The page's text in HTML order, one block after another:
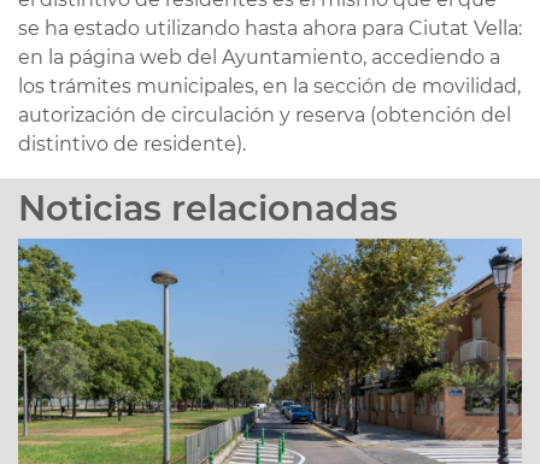
se ha estado utilizando hasta ahora para Ciutat Vella:
en la página web del Ayuntamiento, accediendo a
los trámites municipales, en la sección de movilidad,
autorización de circulación y reserva (obtención del
distintivo de residente).
Noticias relacionadas